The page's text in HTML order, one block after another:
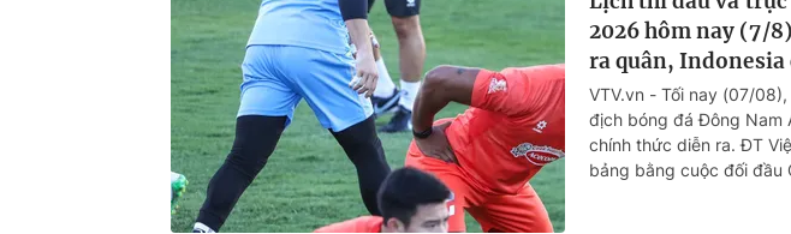
2026 hôm nay (7/
ra quân,
VTV.vn - Tối nay (07/
địch bóng đá Đông Nam
chính thức diễn ra. ĐT
bảng bằng cuộc đối đầu